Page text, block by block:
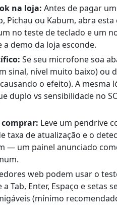
na loja: Antes de pagar
Pichau ou Kabum, abra
no teste de teclado e um
demo da loja esconde.
Se seu microfone soa
sinal, nível muito baixo) ou
o efeito). A mesma
duplo vs sensibilidade no
Leve um pendrive
taxa de atualização e o
— um painel anunciado
web podem usar o
Tab, Enter, Espaço e setas
(mínimo